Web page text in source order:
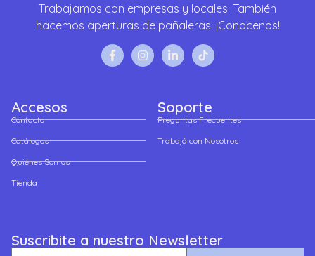
Trabajamos con empresas y locales. También
hacemos aperturas de pañaleras. ¡Conocenos!
Accesos
Contacto
Catálogos
Quiénes Somos
Tienda
Soporte
Preguntas Frecuentes
Trabajá con Nosotros
Suscribite a nuestro Newsletter